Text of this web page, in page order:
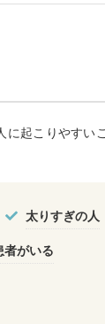
に起こりやすい
太りすぎの人
者がいる